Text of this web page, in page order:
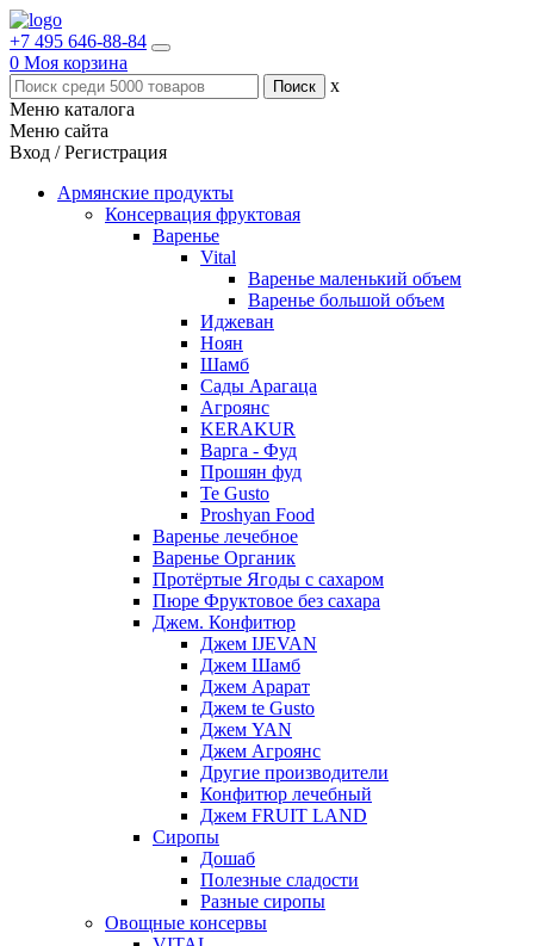
+7 495 646-88-84
0 Моя корзина
x
Меню каталога
Меню сайта
Вход / Регистрация
Армянские продукты
Консервация фруктовая
Варенье
Vital
Варенье маленький объем
Варенье большой объем
Иджеван
Ноян
Шамб
Сады Арагаца
Агроянс
KERAKUR
Варга - Фуд
Прошян фуд
Te Gusto
Proshyan Food
Варенье лечебное
Варенье Органик
Протёртые Ягоды с сахаром
Пюре Фруктовое без сахара
Джем. Конфитюр
Джем IJEVAN
Джем Шамб
Джем Арарат
Джем te Gusto
Джем YAN
Джем Агроянс
Другие производители
Конфитюр лечебный
Джем FRUIT LAND
Сиропы
Дошаб
Полезные сладости
Разные сиропы
Овощные консервы